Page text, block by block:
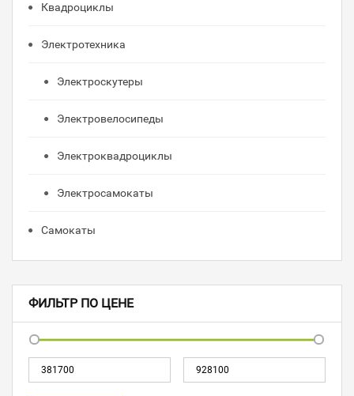
Квадроциклы
Электротехника
Электроскутеры
Электровелосипеды
Электроквадроциклы
Электросамокаты
Самокаты
ФИЛЬТР ПО ЦЕНЕ